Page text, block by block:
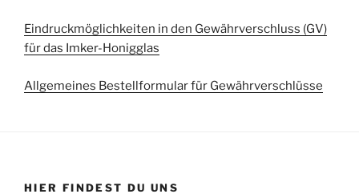
Eindruckmöglichkeiten in den Gewährverschluss (GV)
für das Imker-Honigglas
Allgemeines Bestellformular für Gewährverschlüsse
HIER FINDEST DU UNS